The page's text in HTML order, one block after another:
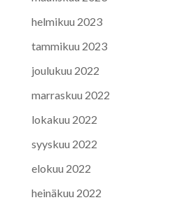
helmikuu 2023
tammikuu 2023
joulukuu 2022
marraskuu 2022
lokakuu 2022
syyskuu 2022
elokuu 2022
heinäkuu 2022